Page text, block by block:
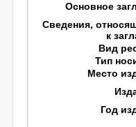
Основное
Сведения,
к
Вид
Тип
Место
Год